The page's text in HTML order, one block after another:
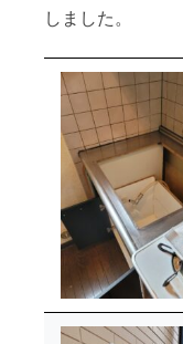
しました。